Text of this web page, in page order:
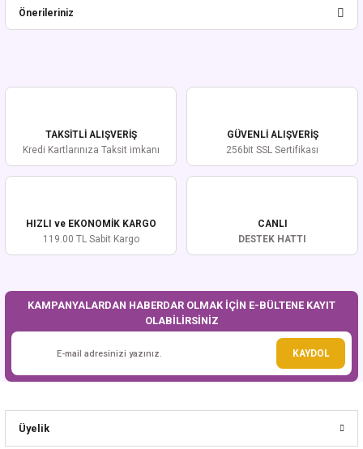
Önerileriniz
Ürün resmi kalitesiz, bozuk veya görüntülenemiyor.
Ürün fiyatı diğer sitelerden daha pahalı.
Bu ürüne benzer farklı alternatifler olmalı.
TAKSİTLİ ALIŞVERİŞ
Kredi Kartlarınıza Taksit imkanı
GÜVENLİ ALIŞVERİŞ
256bit SSL Sertifikası
HIZLI ve EKONOMİK KARGO
119.00 TL Sabit Kargo
CANLI
DESTEK HATTI
KAMPANYALARDAN HABERDAR OLMAK İÇİN E-BÜLTENE KAYIT
OLABİLİRSİNİZ
KAYDOL
Üyelik